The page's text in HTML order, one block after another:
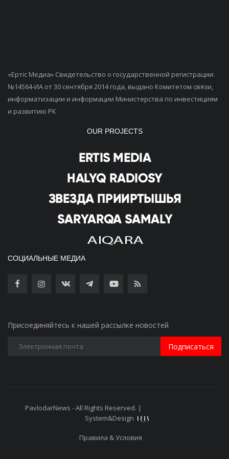
«Ертiс Медиа» Свидетельство о государственной регистрации:
№14564-ИА от 30 сентября 2014 года, выдано Комитетом связи,
информатизации и информации Министерства по инвестициям
и развитию РК
OUR PROJECTS
СОЦИАЛЬНЫЕ МЕДИА
Присоединяйтесь к нашей рассылке новостей
Подписаться
PavlodarNews - All Rights Reserved. |
System&Design
Правила & Условия